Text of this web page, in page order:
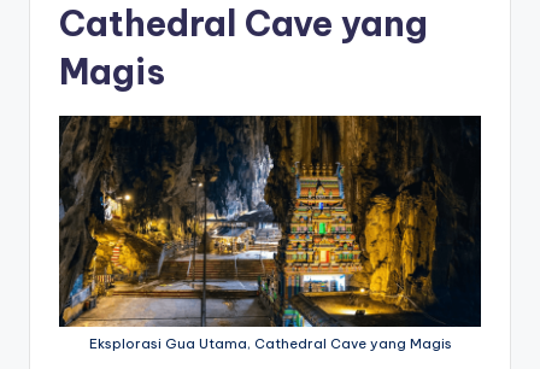
Cathedral Cave yang
Magis
Eksplorasi Gua Utama, Cathedral Cave yang Magis